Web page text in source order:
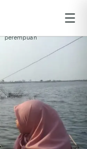
perempuan